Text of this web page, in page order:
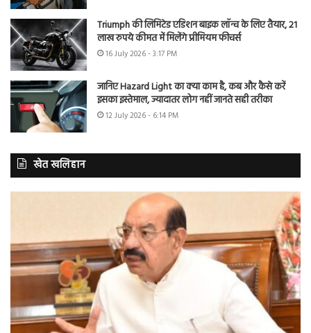
Triumph की लिमिटेड एडिशन बाइक लॉन्च के लिए तैयार, 21
लाख रुपये कीमत में मिलेंगे प्रीमियम फीचर्स
16 July 2026 - 3:17 PM
जानिए Hazard Light का क्या काम है, कब और कैसे करें
इसका इस्तेमाल, ज्यादातर लोग नहीं जानते सही तरीका
12 July 2026 - 6:14 PM
खेत खलिहान